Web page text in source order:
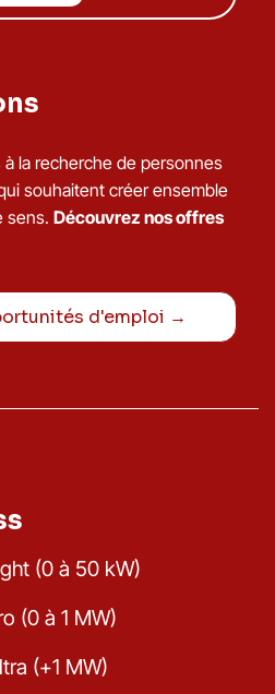
la recherche de personnes
souhaitent créer ensemble
sens. Découvrez nos offres
d'emploi →
(0 à 50 kW)
(0 à 1 MW)
(+1 MW)